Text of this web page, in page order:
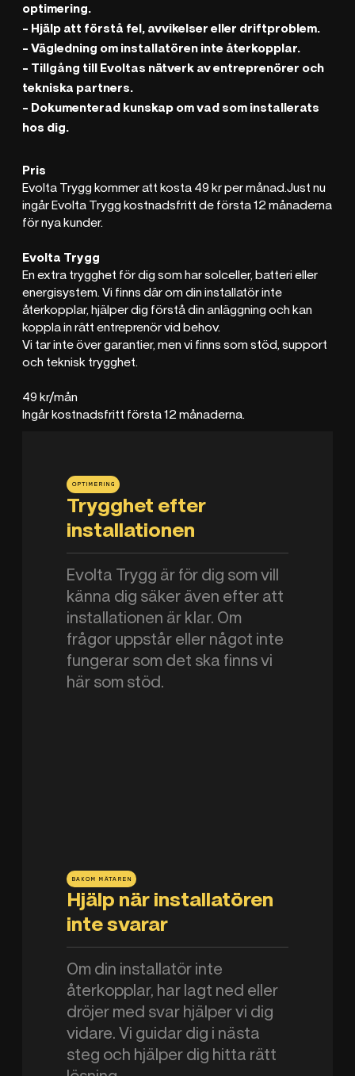
optimering.
- Hjälp att förstå fel, avvikelser eller driftproblem.
- Vägledning om installatören inte återkopplar.
- Tillgång till Evoltas nätverk av entreprenörer och
tekniska partners.
- Dokumenterad kunskap om vad som installerats
hos dig.
Pris
‍Evolta Trygg kommer att kosta 49 kr per månad.Just nu
ingår Evolta Trygg kostnadsfritt de första 12 månaderna
för nya kunder.
Evolta Trygg
En extra trygghet för dig som har solceller, batteri eller
energisystem. Vi finns där om din installatör inte
återkopplar, hjälper dig förstå din anläggning och kan
koppla in rätt entreprenör vid behov.
Vi tar inte över garantier, men vi finns som stöd, support
och teknisk trygghet.
49 kr/mån
Ingår kostnadsfritt första 12 månaderna.
Data
OPTIMERING
Trygghet efter
installationen
Evolta Trygg är för dig som vill
känna dig säker även efter att
installationen är klar. Om
frågor uppstår eller något inte
fungerar som det ska finns vi
här som stöd.
BAKOM MÄTAREN
Hjälp när installatören
inte svarar
Om din installatör inte
återkopplar, har lagt ned eller
dröjer med svar hjälper vi dig
vidare. Vi guidar dig i nästa
steg och hjälper dig hitta rätt